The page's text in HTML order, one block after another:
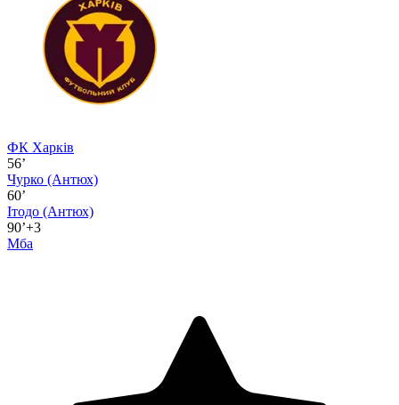
ФК Харків
56’
Чурко (Антюх)
60’
Ітодо (Антюх)
90’+3
Мба